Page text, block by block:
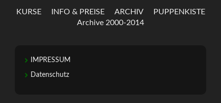
KURSE INFO & PREISE ARCHIV
PUPPENKISTE
Archive 2000-2014
IMPRESSUM
Datenschutz